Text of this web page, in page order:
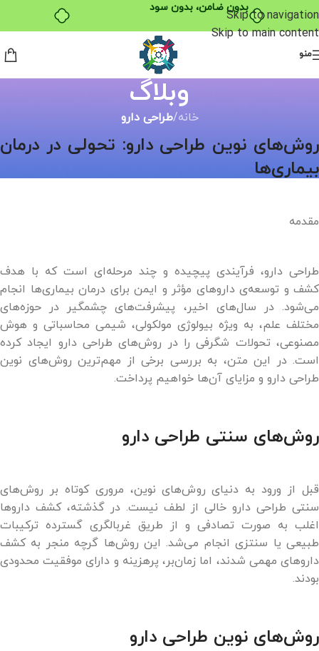
بدون ضامن، بدون سود
Skip to navigation
Skip to main content
منو
وبلاگ
خانه/طراحی دارو
روش‌های نوین طراحی دارو: تحولی در درمان
بیماری‌ها
مقدمه
طراحی دارو، فرآیندی پیچیده و چند مرحله‌ای است که با هدف
کشف و توسعه‌ی داروهای مؤثر و ایمن برای درمان بیماری‌ها انجام
می‌شود. در سال‌های اخیر، پیشرفت‌های چشمگیر در حوزه‌های
مختلف علم، به ویژه بیولوژی مولکولی، شیمی محاسباتی و هوش
مصنوعی، تحولات شگرفی را در روش‌های طراحی دارو ایجاد کرده
است. در این متن، به بررسی برخی از مهم‌ترین روش‌های نوین
طراحی دارو و مزایای آن‌ها خواهیم پرداخت.
روش‌های سنتی طراحی دارو
قبل از ورود به دنیای روش‌های نوین، مروری کوتاه بر روش‌های
سنتی طراحی دارو خالی از لطف نیست. در گذشته، کشف داروها
اغلب به صورت تصادفی و از طریق غربالگری گسترده ترکیبات
طبیعی یا سنتزی انجام می‌شد. این روش‌ها گرچه منجر به کشف
داروهای مهمی شدند، اما زمان‌بر، پرهزینه و دارای موفقیت محدودی
بودند.
روش‌های نوین طراحی دارو